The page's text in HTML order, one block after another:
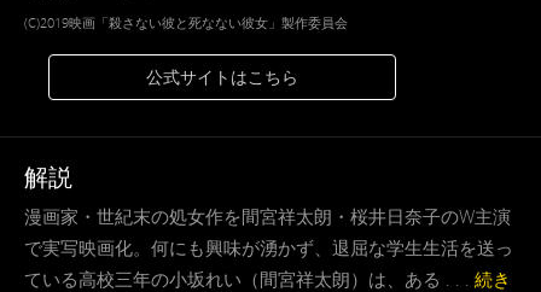
(C)2019映画「殺さない彼と死なない彼女」製作委員会
公式サイトはこちら
解説
漫画家・世紀末の処女作を間宮祥太朗・桜井日奈子のW主演
で実写映画化。何にも興味が湧かず、退屈な学生生活を送っ
ている高校三年の小坂れい（間宮祥太朗）は、ある . . . 続き